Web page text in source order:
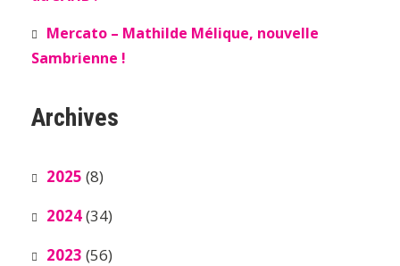
Mercato – Mathilde Mélique, nouvelle
Sambrienne !
Archives
2025 (8)
2024(34)
2023 (56)